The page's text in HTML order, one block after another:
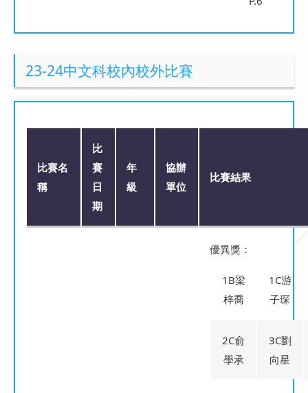
23-24中文科校內校外比賽
比賽名
稱
比
賽
日
期
年
級
協辦
單位
比賽結果
優異獎：
1B梁
梓喬
1C游
子琛
2C俞
學承
3C劉
向星